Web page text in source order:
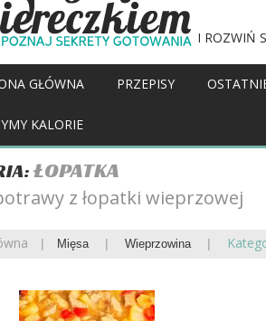
I ROZWIŃ
GŁÓWNA PRZEPISY
KALORIE
ŁOPATKA
z łopatki wieprzowej
Mięsa Wieprzowina